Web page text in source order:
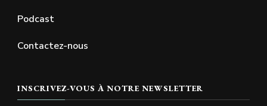
Podcast
Contactez-nous
INSCRIVEZ-VOUS À NOTRE NEWSLETTER